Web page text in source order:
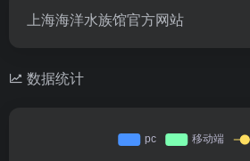
上海海洋水族馆官方网站
数据统计